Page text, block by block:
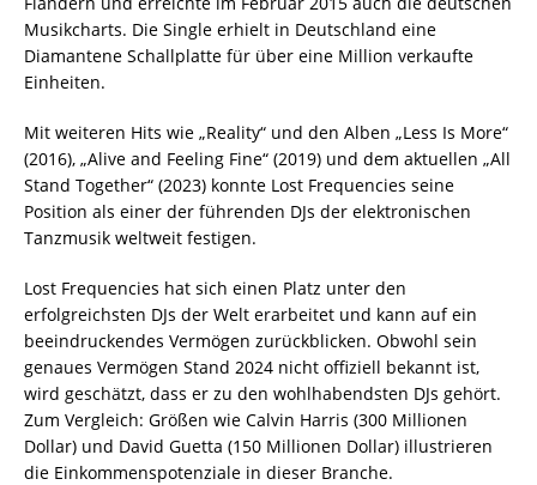
Musikcharts. Die Single erhielt in Deutschland eine
Diamantene Schallplatte für über eine Million verkaufte
Einheiten.
Mit weiteren Hits wie „Reality“ und den Alben „Less Is More“
(2016), „Alive and Feeling Fine“ (2019) und dem aktuellen „All
Stand Together“ (2023) konnte Lost Frequencies seine
Position als einer der führenden DJs der elektronischen
Tanzmusik weltweit festigen.
Lost Frequencies hat sich einen Platz unter den
erfolgreichsten DJs der Welt erarbeitet und kann auf ein
beeindruckendes Vermögen zurückblicken. Obwohl sein
genaues Vermögen Stand 2024 nicht offiziell bekannt ist,
wird geschätzt, dass er zu den wohlhabendsten DJs gehört.
Zum Vergleich: Größen wie Calvin Harris (300 Millionen
Dollar) und David Guetta (150 Millionen Dollar) illustrieren
die Einkommenspotenziale in dieser Branche.